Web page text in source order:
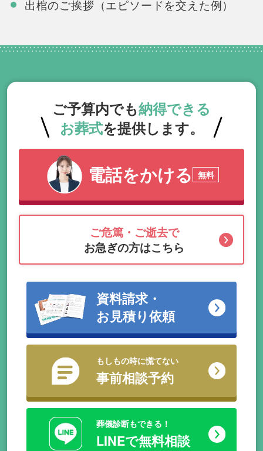
出棺のご挨拶（エピソードを交えた例）
ご予算内でも納得できる
お葬式を提供します。
電話をかける 無料
ご危篤・ご逝去で
お急ぎの方はこちら
資料請求・
お見積り依頼
もしもの時に慌てない
事前相談予約
葬儀診断もできる！
LINEで無料相談